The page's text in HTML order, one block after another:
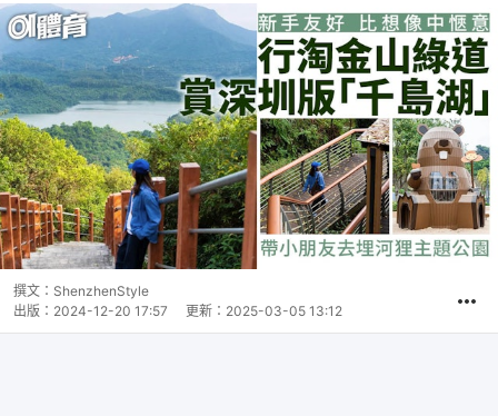
撰文： ShenzhenStyle
出版： 2024-12-20 17:57 更新： 2025-03-05 13:12